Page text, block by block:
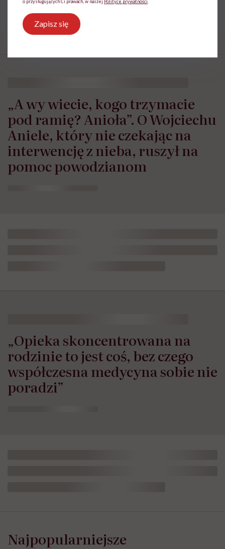
problemów ze zdrowiem należy bezwzględnie
skonsultować się z lekarzem.
„A wy wiecie, kogo trzymacie
pod ramię? Anioła”. O Wojciechu
Aniele, który nie czekając na
interwencję z nieba, ruszył na
pomoc powodzianom
„Opieka skoncentrowana na
rodzinie to jest coś, bez czego
współczesna medycyna sobie nie
poradzi”
Najpopularniejsze
Zapisz się